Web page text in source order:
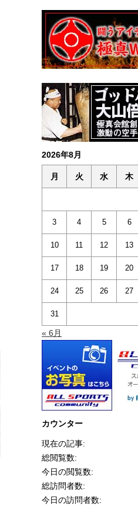
2026年8月
月 火 水 木
3 4 5 6
10 11 12 13
17 18 19 20
24 25 26 27
31
« 6月
カウンター
現在の記事:
総閲覧数:
今日の閲覧数:
総訪問者数:
今日の訪問者数: